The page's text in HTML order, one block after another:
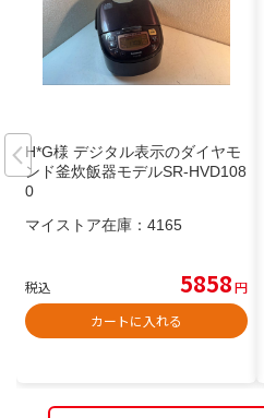
H*G様 デジタル表示のダイヤモ
ンド釜炊飯器モデルSR-HVD108
0
マイストア在庫： 4165
税込 5858円
カートに入れる